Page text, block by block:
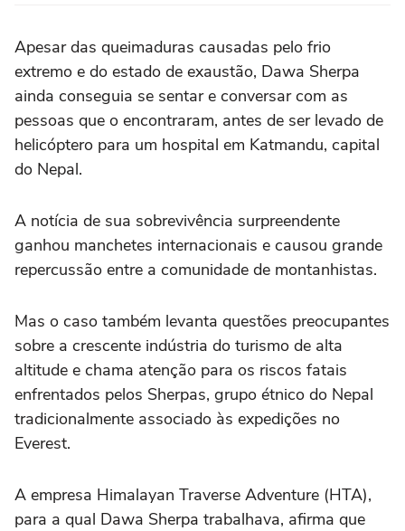
Apesar das queimaduras causadas pelo frio
extremo e do estado de exaustão, Dawa Sherpa
ainda conseguia se sentar e conversar com as
pessoas que o encontraram, antes de ser levado de
helicóptero para um hospital em Katmandu, capital
do Nepal.
A notícia de sua sobrevivência surpreendente
ganhou manchetes internacionais e causou grande
repercussão entre a comunidade de montanhistas.
Mas o caso também levanta questões preocupantes
sobre a crescente indústria do turismo de alta
altitude e chama atenção para os riscos fatais
enfrentados pelos Sherpas, grupo étnico do Nepal
tradicionalmente associado às expedições no
Everest.
A empresa Himalayan Traverse Adventure (HTA),
para a qual Dawa Sherpa trabalhava, afirma que